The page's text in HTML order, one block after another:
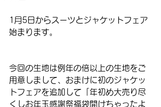
1月5日からスーツとジャケットフェア
始まります。
今回の生地は例年の倍以上の生地をご
用意しまして、おまけに初のジャケッ
トフェアを追加して「年初め大売り尽
くしお年玉感謝祭福袋開けちゃったよ